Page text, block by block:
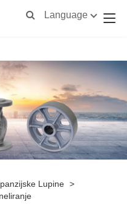
Language
Lupine >